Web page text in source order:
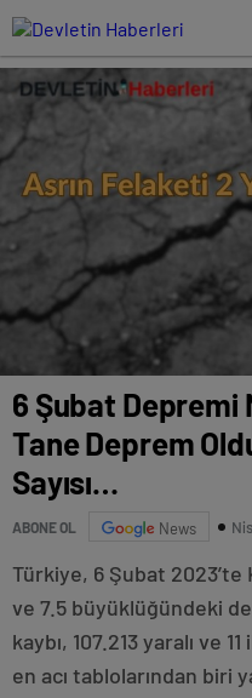
6 Şubat Depremi
Tane Deprem
Sayısı…
ABONE OL News
Türkiye, 6 Şubat
ve 7.5 büyüklüğündeki
kaybı, 107.213 yaralı ve
en acı tablolarından biri